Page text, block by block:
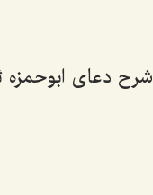
شرح دعای ابوحمزه ثمالی -